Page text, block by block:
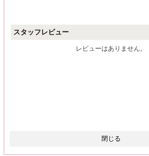
スタッフレビュー
レビューはありません。
閉じる